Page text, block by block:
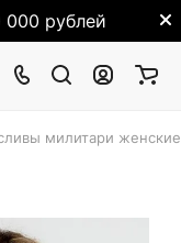
000 рублей
милитари женские